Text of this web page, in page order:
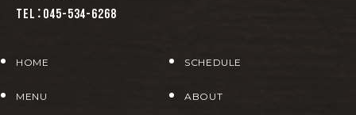
TEL：045-534-6268
HOME SCHEDULE
MENU ABOUT